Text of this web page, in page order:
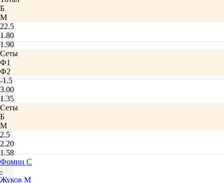
Б
М
22.5
1.80
1.90
Сеты
Ф1
Ф2
-1.5
3.00
1.35
Сеты
Б
М
2.5
2.20
1.58
Фомин С
-
Жуков М